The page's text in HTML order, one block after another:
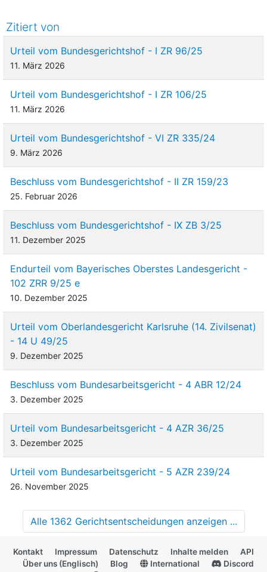
Zitiert von
Urteil vom Bundesgerichtshof - I ZR 96/25
11. März 2026
Urteil vom Bundesgerichtshof - I ZR 106/25
11. März 2026
Urteil vom Bundesgerichtshof - VI ZR 335/24
9. März 2026
Beschluss vom Bundesgerichtshof - II ZR 159/23
25. Februar 2026
Beschluss vom Bundesgerichtshof - IX ZB 3/25
11. Dezember 2025
Endurteil vom Bayerisches Oberstes Landesgericht -
102 ZRR 9/25 e
10. Dezember 2025
Urteil vom Oberlandesgericht Karlsruhe (14. Zivilsenat)
- 14 U 49/25
9. Dezember 2025
Beschluss vom Bundesarbeitsgericht - 4 ABR 12/24
3. Dezember 2025
Urteil vom Bundesarbeitsgericht - 4 AZR 36/25
3. Dezember 2025
Urteil vom Bundesarbeitsgericht - 5 AZR 239/24
26. November 2025
Alle 1362 Gerichtsentscheidungen anzeigen ...
Kontakt Impressum Datenschutz Inhalte melden
API
Über uns (Englisch)
Blog International
Discord